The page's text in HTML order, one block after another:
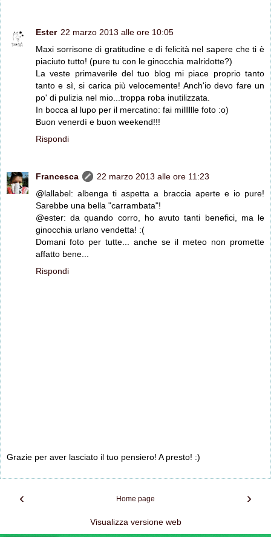
Ester 22 marzo 2013 alle ore 10:05
Maxi sorrisone di gratitudine e di felicità nel sapere che ti è
piaciuto tutto! (pure tu con le ginocchia malridotte?)
La veste primaverile del tuo blog mi piace proprio tanto
tanto e sì, si carica più velocemente! Anch'io devo fare un
po' di pulizia nel mio...troppa roba inutilizzata.
In bocca al lupo per il mercatino: fai milllllle foto :o)
Buon venerdì e buon weekend!!!
Rispondi
Francesca
22 marzo 2013 alle ore 11:23
@lallabel: albenga ti aspetta a braccia aperte e io pure!
Sarebbe una bella "carrambata"!
@ester: da quando corro, ho avuto tanti benefici, ma le
ginocchia urlano vendetta! :(
Domani foto per tutte... anche se il meteo non promette
affatto bene...
Rispondi
Grazie per aver lasciato il tuo pensiero! A presto! :)
‹ ›
Home page
Visualizza versione web